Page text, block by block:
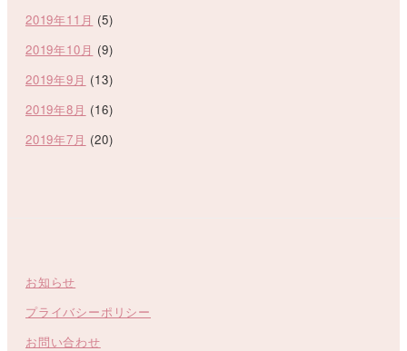
2019年11月 (5)
2019年10月 (9)
2019年9月 (13)
2019年8月 (16)
2019年7月 (20)
お知らせ
プライバシーポリシー
お問い合わせ